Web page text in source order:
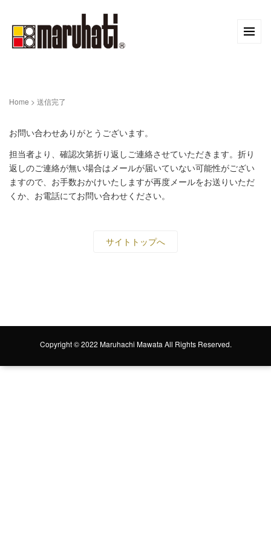
Home > 送信完了
お問い合わせありがとうございます。
担当者より、確認次第折り返しご連絡させていただきます。折り
返しのご連絡が無い場合はメールが届いていない可能性がござい
ますので、お手数おかけいたしますが再度メールをお送りいただ
くか、お電話にてお問い合わせください。
サイトトップへ
Copyright © 2022 Maruhachi Mawata All Rights Reserved.